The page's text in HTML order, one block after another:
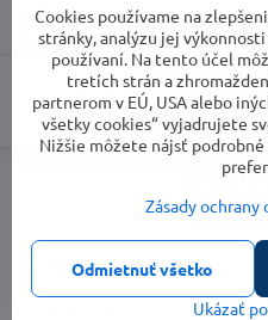
66,90 €
Strážny pes
Doručenia
Cookies používame na
stránky, analýzu jej
používaní. Na tento účel
tretích strán a
partnerom v EÚ, USA alebo
všetky cookies“ vyjadrujete
Nižšie môžete nájsť
Zásady ochrany
Ukázať
Odmietnuť všetko